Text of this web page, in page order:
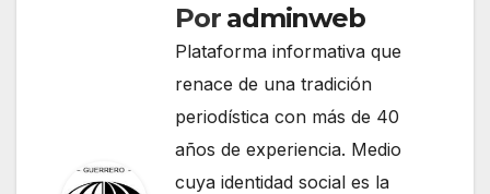
Por adminweb
Plataforma informativa que
renace de una tradición
periodística con más de 40
años de experiencia. Medio
cuya identidad social es la